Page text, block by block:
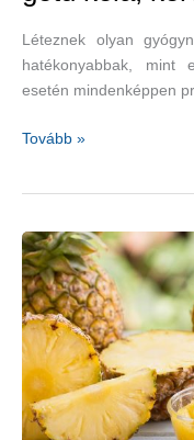
Léteznek olyan
hatékonyabbak, mint
esetén mindenképpen
A
gyógynövényekkel
is
csökkenthetjük
–
ördögkarom,
gotu
kola,
körömvirág
Tovább »